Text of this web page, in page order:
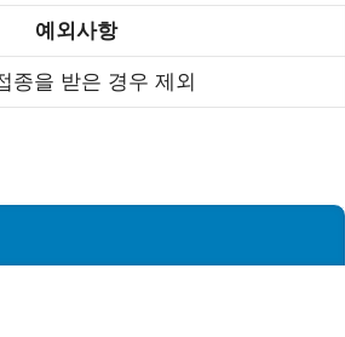
예외사항
종을 받은 경우 제외